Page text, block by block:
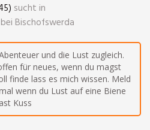
sucht in
Bischofswerda
und die Lust zugleich.
für neues, wenn du magst
finde lass es mich wissen. Meld
wenn du Lust auf eine Biene
Kuss